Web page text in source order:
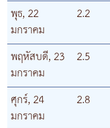
พุธ, 22
มกราคม
2.2
พฤหัสบดี, 23
มกราคม
2.5
ศุกร์, 24
มกราคม
2.8